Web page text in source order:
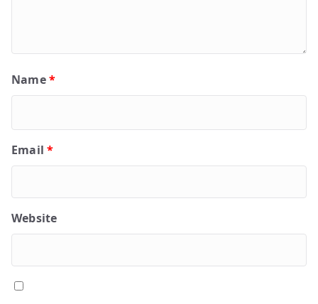
Name*
Email*
Website